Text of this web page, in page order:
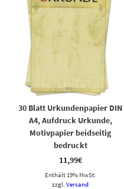
30 Blatt Urkundenpapier DIN
A4, Aufdruck Urkunde,
Motivpapier beidseitig
bedruckt
11,99€
Enthält 19% MwSt.
zzgl.Versand